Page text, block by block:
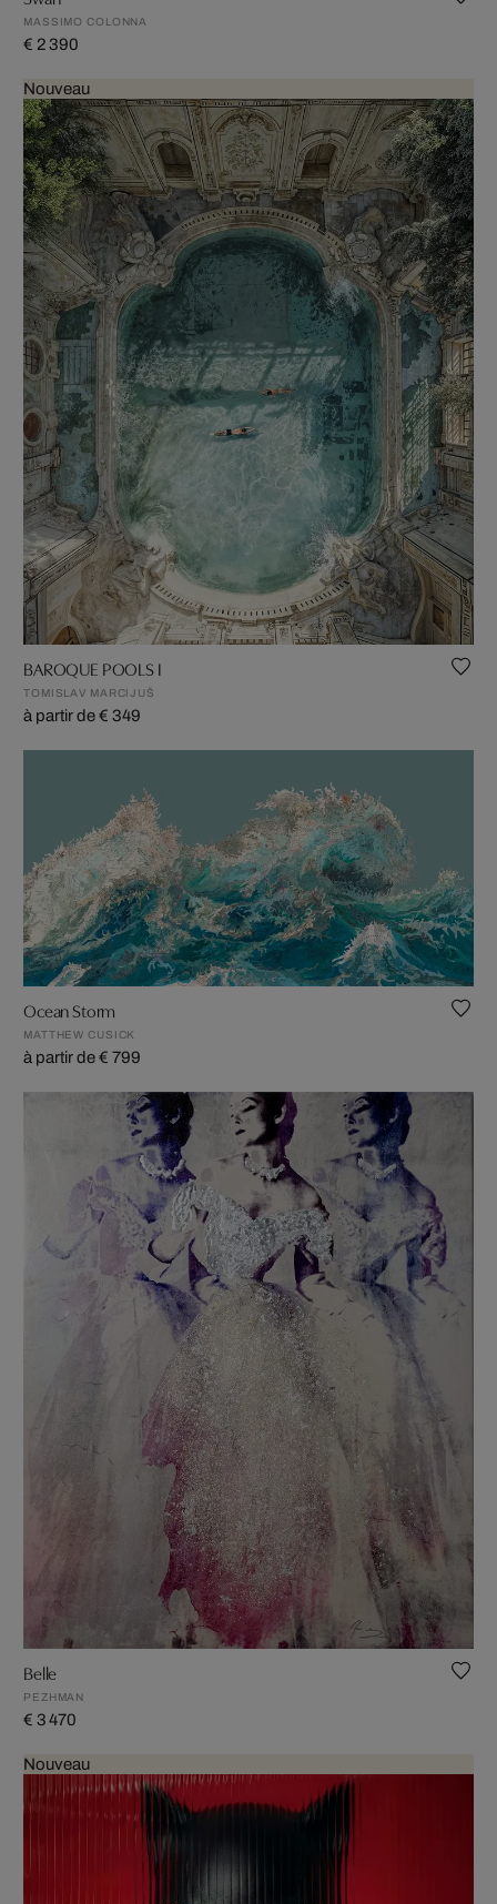
MASSIMO COLONNA
€ 2 390
Nouveau
BAROQUE POOLS I
TOMISLAV MARCIJUŠ
à partir de € 349
Ocean Storm
MATTHEW CUSICK
à partir de € 799
Belle
PEZHMAN
€ 3 470
Nouveau